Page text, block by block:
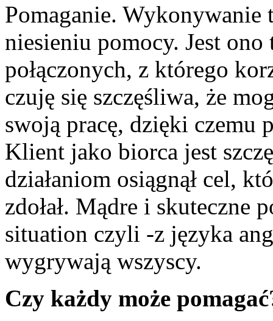
Pomaganie. Wykonywanie
niesieniu pomocy. Jest
połączonych, z którego
czuję się szczęśliwa, że
swoją pracę, dzięki czemu
Klient jako biorca jest
działaniom osiągnął cel,
zdołał. Mądre i
situation czyli -z języka
wygrywają wszyscy.
Czy każdy może